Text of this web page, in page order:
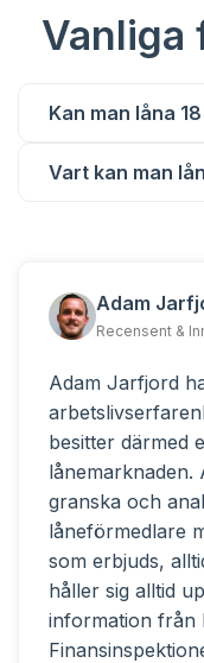
Vanliga
Kan man låna
Vart kan man
Adam
Recensent &
Adam Jarfjord
besitter därmed
lånemarknaden.
granska och
låneförmedlare
som erbjuds,
håller sig alltid
information från